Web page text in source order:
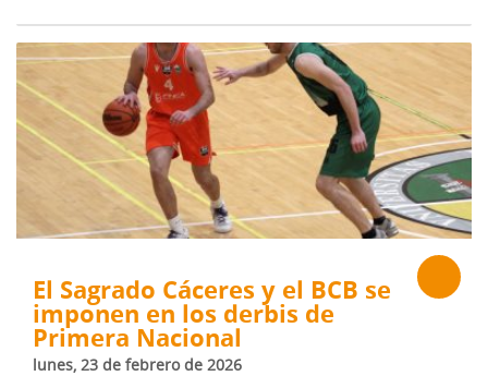
El Sagrado Cáceres y el BCB se
imponen en los derbis de
Primera Nacional
lunes, 23 de febrero de 2026